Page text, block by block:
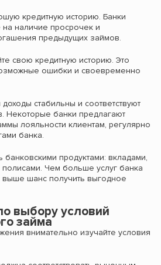
кредитную историю. Банки
наличие просрочек и
предыдущих займов.
свою кредитную историю. Это
ошибки и своевременно
стабильны и соответствуют
Некоторые банки предлагают
лояльности клиентам, регулярно
банка.
банковскими продуктами: вкладами,
полисами. Чем больше услуг банка
выше шанс получить выгодное
выбору условий
займа
внимательно изучайте условия